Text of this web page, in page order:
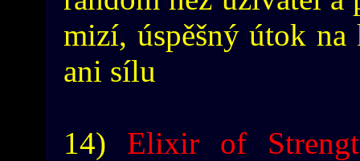
mizí, úspěšný útok
ani sílu
14) Elixir of